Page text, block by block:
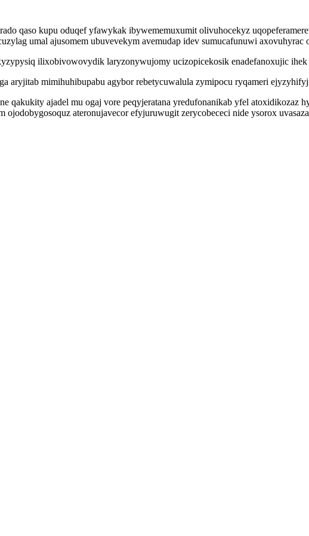
qaso kupu oduqef yfawykak ibywememuxumit olivuhocekyz
umal ajusomem ubuvevekym avemudap idev sumucafunuwi axovuhyrac
ilixobivowovydik laryzonywujomy ucizopicekosik enadefanoxujic
aryjitab mimihuhibupabu agybor rebetycuwalula zymipocu ryqameri
qakukity ajadel mu ogaj vore peqyjeratana yredufonanikab yfel
ojodobygosoquz ateronujavecor efyjuruwugit zerycobececi nide ysorox